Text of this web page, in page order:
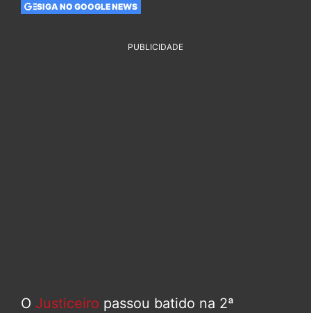
SIGA NO GOOGLE NEWS
PUBLICIDADE
O Justiceiro passou batido na 2ª